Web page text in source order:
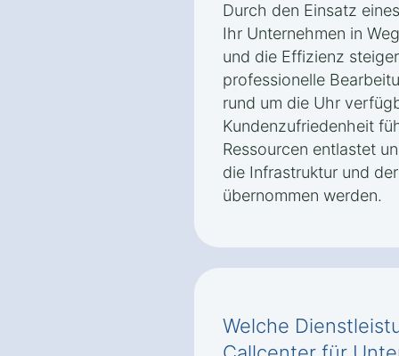
Durch den Einsatz
Ihr Unternehmen in
und die Effizienz
professionelle
rund um die Uhr
Kundenzufriedenheit
Ressourcen entlastet
die Infrastruktur und
übernommen werden.
Welche